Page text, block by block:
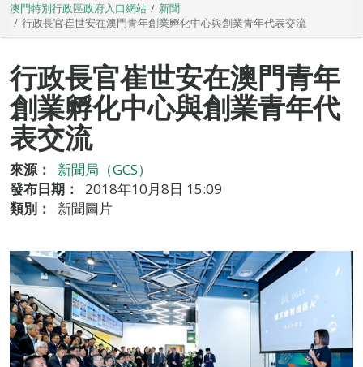
澳門特別行政區政府入口網站
新聞
行政長官崔世安在澳門青年創業孵化中心與創業青年代表交流
行政長官崔世安在澳門青年
創業孵化中心與創業青年代
表交流
來源：
新聞局（GCS）
發布日期：
2018年10月8日 15:09
類別：
新聞圖片